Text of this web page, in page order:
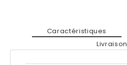
Caractéristiques
Livraison